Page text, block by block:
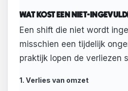
WAT KOST EEN NIET-
Een shift die niet wordt
misschien een tijdelijk
praktijk lopen de verliezen
1. Verlies van omzet